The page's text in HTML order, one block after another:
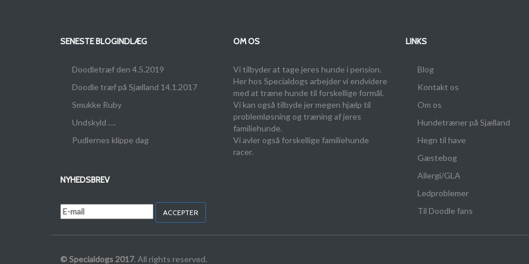
SENESTE BLOGINDLÆG
Doodletræf den 4.5.2019
Doodle træf på Sjælland 14.1.2017
Smukke Ruby
Undskyld ….
Pudlernes klippe dag
OM OS
Vi tilbyder at tage jeres hunde i pension.
Her hos Specialdogs arbejder vi endvidere
med at træne hunde til forskellige formål.
Vi kan også tilbyde jer megen hjælp til
problemløsning og træning af jeres
familiehunde.
Vi avler også forskellige familiehunde
racer.
NYHEDSBREV
ACCEPTER
LINKS
Blog
Kontakt os
Om os
Hundetræner på Sjælland
Hegn til have
Gæstebog
Allergi/GLA
Ledproblemer
Til Doodle fans
© Specialdogs 2017. All rights reserved.